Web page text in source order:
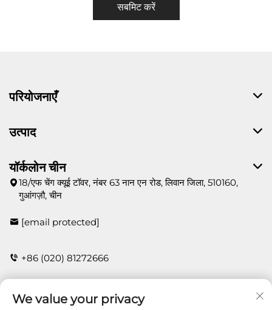
सबमिट करें
परियोजनाएँ
उत्पाद
यॉर्कलोन चीन
18/एफ चेंग क्यूई टॉवर, नंबर 63 नान एन रोड, लिवान जिला, 510160,
गुआंगज़ौ, चीन
[email protected]
+86 (020) 81272666
संपर्क
We value your privacy